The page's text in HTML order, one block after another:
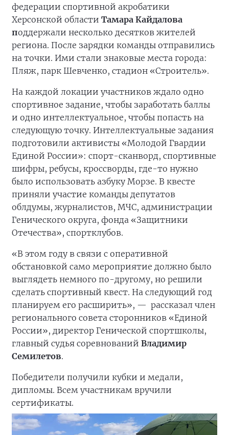
федерации спортивной акробатики
Херсонской области Тамара Кайдалова
поддержали несколько десятков жителей
региона. После зарядки команды отправились
на точки. Ими стали знаковые места города:
Пляж, парк Шевченко, стадион «Строитель».
На каждой локации участников ждало одно
спортивное задание, чтобы заработать баллы
и одно интеллектуальное, чтобы попасть на
следующую точку. Интеллектуальные задания
подготовили активисты «Молодой Гвардии
Единой России»: спорт-сканворд, спортивные
шифры, ребусы, кроссворды, где-то нужно
было использовать азбуку Морзе. В квесте
приняли участие команды депутатов
облдумы, журналистов, МЧС, администрации
Генического округа, фонда «Защитники
Отечества», спортклубов.
«В этом году в связи с оперативной
обстановкой само мероприятие должно было
выглядеть немного по-другому, но решили
сделать спортивный квест. На следующий год
планируем его расширить», — рассказал член
регионального совета сторонников «Единой
России», директор Генической спортшколы,
главный судья соревнований Владимир
Семилетов.
Победители получили кубки и медали,
дипломы. Всем участникам вручили
сертификаты.